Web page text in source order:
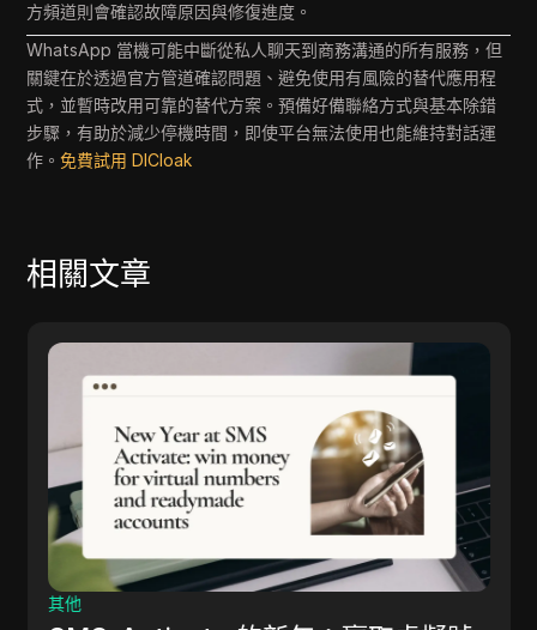
方頻道則會確認故障原因與修復進度。
WhatsApp 當機可能中斷從私人聊天到商務溝通的所有服務，但
關鍵在於透過官方管道確認問題、避免使用有風險的替代應用程
式，並暫時改用可靠的替代方案。預備好備聯絡方式與基本除錯
步驟，有助於減少停機時間，即使平台無法使用也能維持對話運
作。免費試用 DICloak
相關文章
其他